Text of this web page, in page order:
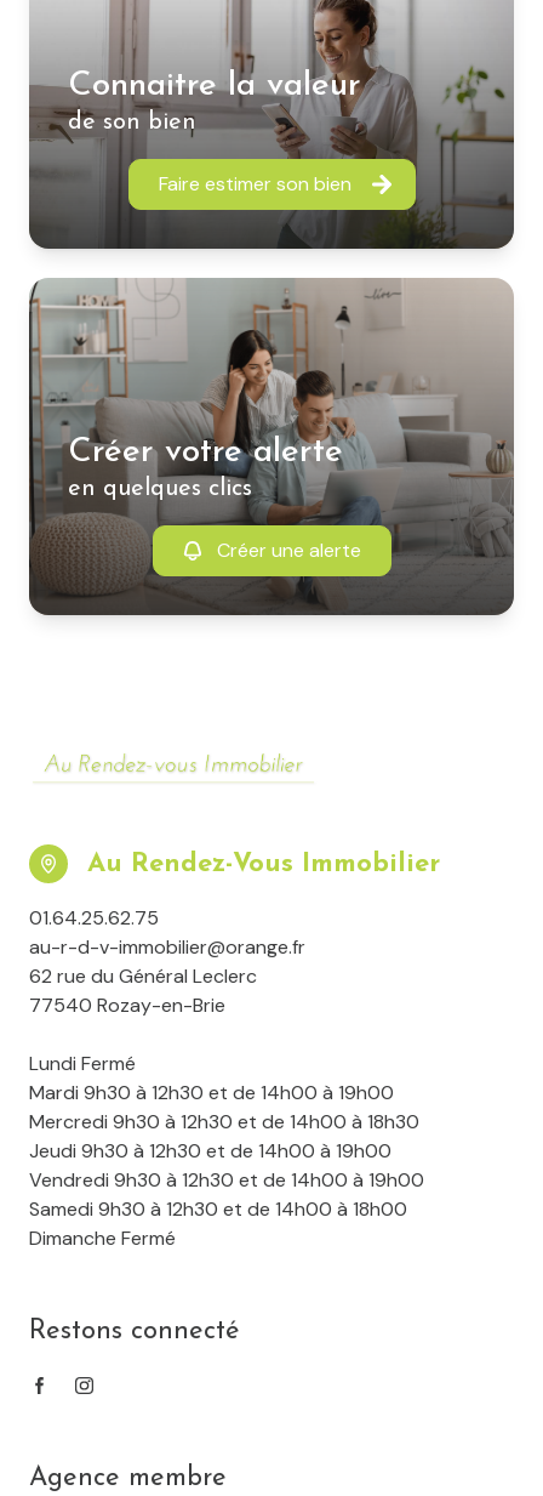
Connaitre la valeur
de son bien
Faire estimer son bien
Créer votre alerte
en quelques clics
Créer une alerte
Au Rendez-Vous Immobilier
01.64.25.62.75
au-r-d-v-immobilier@orange.fr
62 rue du Général Leclerc
77540 Rozay-en-Brie
Lundi Fermé
Mardi 9h30 à 12h30 et de 14h00 à 19h00
Mercredi 9h30 à 12h30 et de 14h00 à 18h30
Jeudi 9h30 à 12h30 et de 14h00 à 19h00
Vendredi 9h30 à 12h30 et de 14h00 à 19h00
Samedi 9h30 à 12h30 et de 14h00 à 18h00
Dimanche Fermé
Restons connecté
Agence membre